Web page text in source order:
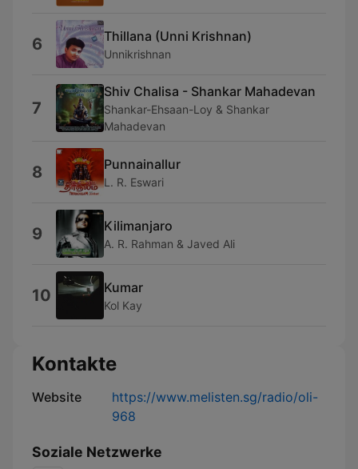
6 Thillana (Unni Krishnan)
Unnikrishnan
7
Shiv Chalisa - Shankar Mahadevan
Shankar-Ehsaan-Loy & Shankar
Mahadevan
8 Punnainallur
L. R. Eswari
9 Kilimanjaro
A. R. Rahman & Javed Ali
10 Kumar
Kol Kay
Kontakte
Website
https://www.melisten.sg/radio/oli-
968
Soziale Netzwerke